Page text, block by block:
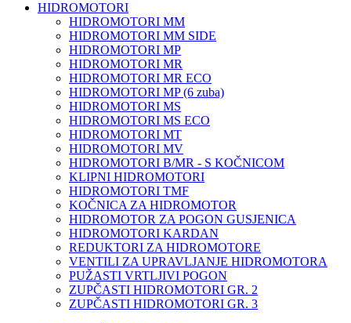
HIDROMOTORI
HIDROMOTORI MM
HIDROMOTORI MM SIDE
HIDROMOTORI MP
HIDROMOTORI MR
HIDROMOTORI MR ECO
HIDROMOTORI MP (6 zuba)
HIDROMOTORI MS
HIDROMOTORI MS ECO
HIDROMOTORI MT
HIDROMOTORI MV
HIDROMOTORI B/MR - S KOČNICOM
KLIPNI HIDROMOTORI
HIDROMOTORI TMF
KOČNICA ZA HIDROMOTOR
HIDROMOTOR ZA POGON GUSJENICA
HIDROMOTORI KARDAN
REDUKTORI ZA HIDROMOTORE
VENTILI ZA UPRAVLJANJE HIDROMOTORA
PUŽASTI VRTLJIVI POGON
ZUPČASTI HIDROMOTORI GR. 2
ZUPČASTI HIDROMOTORI GR. 3